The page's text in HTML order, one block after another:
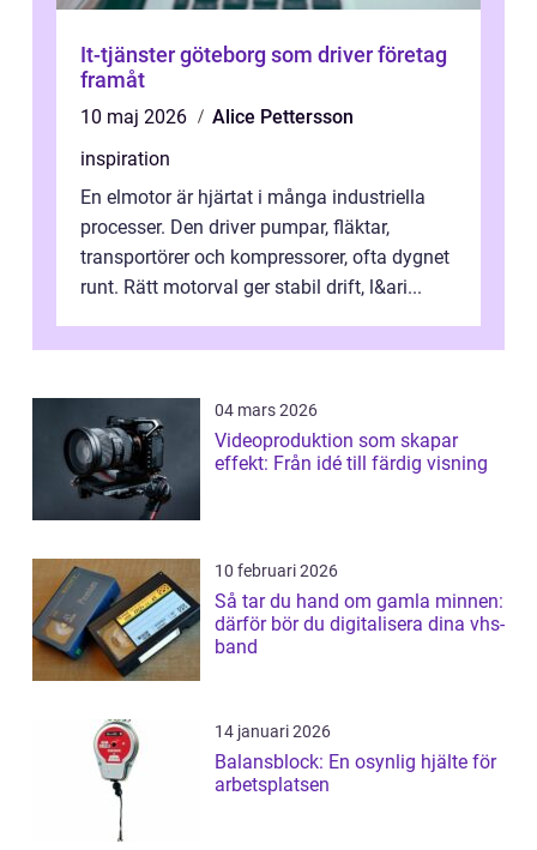
It-tjänster göteborg som driver företag
framåt
10 maj 2026
Alice Pettersson
inspiration
En elmotor är hjärtat i många industriella
processer. Den driver pumpar, fläktar,
transportörer och kompressorer, ofta dygnet
runt. Rätt motorval ger stabil drift, l&ari...
04 mars 2026
Videoproduktion som skapar
effekt: Från idé till färdig visning
10 februari 2026
Så tar du hand om gamla minnen:
därför bör du digitalisera dina vhs-
band
14 januari 2026
Balansblock: En osynlig hjälte för
arbetsplatsen